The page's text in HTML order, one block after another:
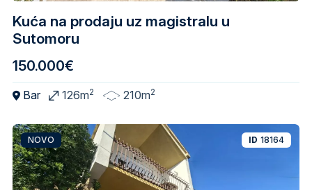
Kuća na prodaju uz magistralu u
Sutomoru
150.000€
Bar 126m2 210m2
NOVO ID 18164